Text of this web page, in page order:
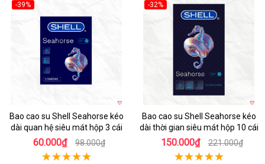
-39%
Bao cao su Shell Seahorse kéo
dài quan hệ siêu mát hộp 3 cái
60.000₫ 98.000₫
-32%
Bao cao su Shell Seahorse kéo
dài thời gian siêu mát hộp 10 cái
150.000₫ 221.000₫